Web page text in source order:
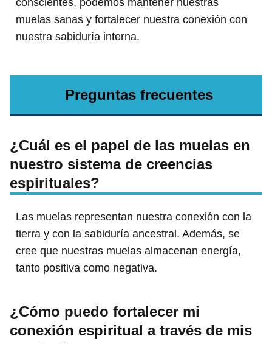
conscientes, podemos mantener nuestras
muelas sanas y fortalecer nuestra conexión con
nuestra sabiduría interna.
Preguntas frecuentes
¿Cuál es el papel de las muelas en
nuestro sistema de creencias
espirituales?
Las muelas representan nuestra conexión con la
tierra y con la sabiduría ancestral. Además, se
cree que nuestras muelas almacenan energía,
tanto positiva como negativa.
¿Cómo puedo fortalecer mi
conexión espiritual a través de mis